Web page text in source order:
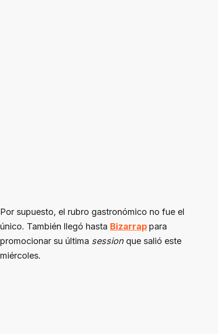
Por supuesto, el rubro gastronómico no fue el
único. También llegó hasta Bizarrap para
promocionar su última session que salió este
miércoles.